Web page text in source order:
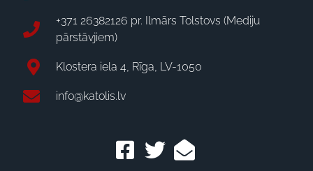
+371 26382126 pr. Ilmārs Tolstovs (Mediju
pārstāvjiem)
Klostera iela 4, Rīga, LV-1050
info@katolis.lv